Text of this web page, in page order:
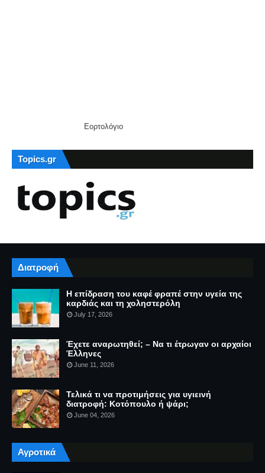
Εορτολόγιο
Topics.gr
Διατροφή
Η επίδραση του καφέ φραπέ στην υγεία της
καρδιάς και τη χοληστερόλη
July 17, 2026
Έχετε αναρωτηθεί; – Να τι έτρωγαν οι αρχαίοι
Έλληνες
June 11, 2026
Τελικά τι να προτιμήσεις για υγιεινή
διατροφή: Κοτόπουλο ή ψάρι;
June 04, 2026
Αγροτικά